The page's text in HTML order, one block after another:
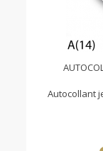
Autocollant